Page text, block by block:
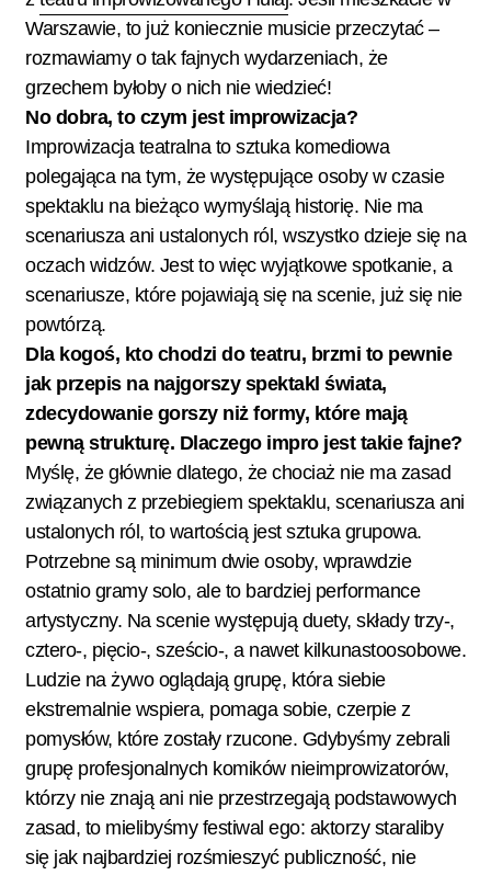
Warszawie, to już koniecznie musicie przeczytać –
rozmawiamy o tak fajnych wydarzeniach, że
grzechem byłoby o nich nie wiedzieć!
No dobra, to czym jest improwizacja?
Improwizacja teatralna to sztuka komediowa
polegająca na tym, że występujące osoby w czasie
spektaklu na bieżąco wymyślają historię. Nie ma
scenariusza ani ustalonych ról, wszystko dzieje się na
oczach widzów. Jest to więc wyjątkowe spotkanie, a
scenariusze, które pojawiają się na scenie, już się nie
powtórzą.
Dla kogoś, kto chodzi do teatru, brzmi to pewnie
jak przepis na najgorszy spektakl świata,
zdecydowanie gorszy niż formy, które mają
pewną strukturę. Dlaczego impro jest takie fajne?
Myślę, że głównie dlatego, że chociaż nie ma zasad
związanych z przebiegiem spektaklu, scenariusza ani
ustalonych ról, to wartością jest sztuka grupowa.
Potrzebne są minimum dwie osoby, wprawdzie
ostatnio gramy solo, ale to bardziej performance
artystyczny. Na scenie występują duety, składy trzy-,
cztero-, pięcio-, sześcio-, a nawet kilkunastoosobowe.
Ludzie na żywo oglądają grupę, która siebie
ekstremalnie wspiera, pomaga sobie, czerpie z
pomysłów, które zostały rzucone. Gdybyśmy zebrali
grupę profesjonalnych komików nieimprowizatorów,
którzy nie znają ani nie przestrzegają podstawowych
zasad, to mielibyśmy festiwal ego: aktorzy staraliby
się jak najbardziej rozśmieszyć publiczność, nie